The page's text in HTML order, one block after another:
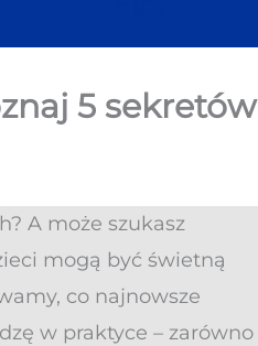
5 sekretów
A może szukasz
mogą być świetną
co najnowsze
w praktyce – zarówno